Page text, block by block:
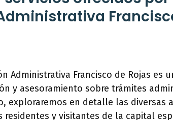
Administrativa Francisco de Rojas es
y asesoramiento sobre trámites
exploraremos en detalle las diversas
residentes y visitantes de la capital